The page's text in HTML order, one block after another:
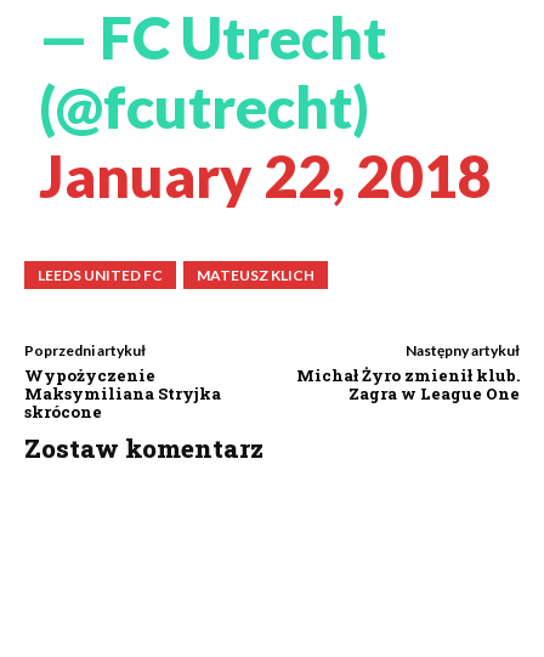
— FC Utrecht
(@fcutrecht)
January 22, 2018
LEEDS UNITED FC MATEUSZ KLICH
Poprzedni artykuł
Wypożyczenie
Maksymiliana Stryjka
skrócone
Następny artykuł
Michał Żyro zmienił klub.
Zagra w League One
Zostaw komentarz